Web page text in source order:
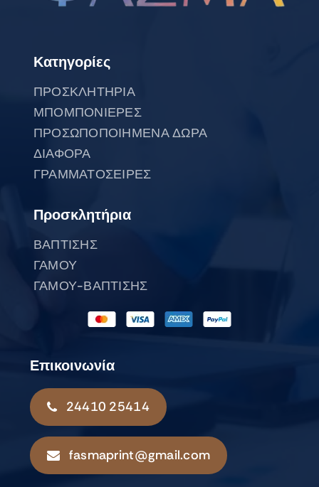
Κατηγορίες
ΠΡΟΣΚΛΗΤΗΡΙΑ
ΜΠΟΜΠΟΝΙΕΡΕΣ
ΠΡΟΣΩΠΟΠΟΙΗΜΕΝΑ ΔΩΡΑ
ΔΙΑΦΟΡΑ
ΓΡΑΜΜΑΤΟΣΕΙΡΕΣ
Προσκλητήρια
ΒΑΠΤΙΣΗΣ
ΓΑΜΟΥ
ΓΑΜΟΥ-ΒΑΠΤΙΣΗΣ
Επικοινωνία
24410 25414
fasmaprint@gmail.com